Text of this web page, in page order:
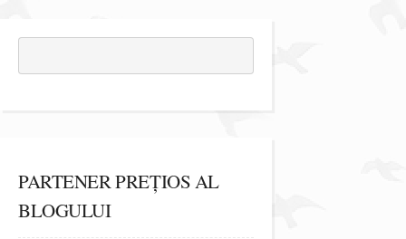
PARTENER PREȚIOS AL
BLOGULUI